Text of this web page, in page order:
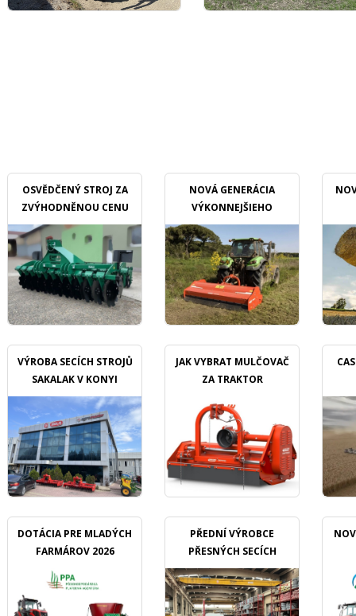
OSVĚDČENÝ STROJ ZA
ZVÝHODNĚNOU CENU
NOVÁ GENERÁCIA
VÝKONNEJŠIEHO
MULČOVAČU
VÝROBA SECÍCH STROJŮ
SAKALAK V KONYI
JAK VYBRAT MULČOVAČ
ZA TRAKTOR
DOTÁCIA PRE MLADÝCH
FARMÁROV 2026
PŘEDNÍ VÝROBCE
PŘESNÝCH SECÍCH
STROJŮ OZDOKEN